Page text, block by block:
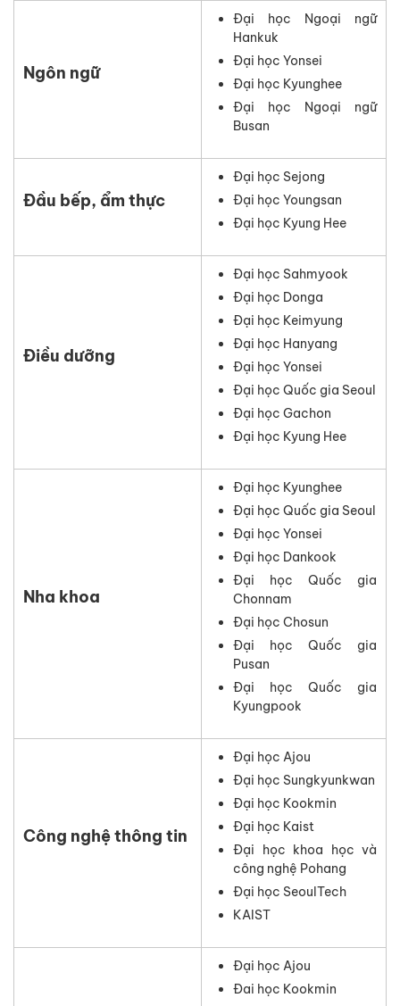
Ngôn ngữ
Đại học Ngoại ngữ
Hankuk
Đại học Yonsei
Đại học Kyunghee
Đại học Ngoại ngữ
Busan
Đầu bếp, ẩm thực
Đại học Sejong
Đại học Youngsan
Đại học Kyung Hee
Điều dưỡng
Đại học Sahmyook
Đại học Donga
Đại học Keimyung
Đại học Hanyang
Đại học Yonsei
Đại học Quốc gia Seoul
Đại học Gachon
Đại học Kyung Hee
Nha khoa
Đại học Kyunghee
Đại học Quốc gia Seoul
Đại học Yonsei
Đại học Dankook
Đại học Quốc gia
Chonnam
Đại học Chosun
Đại học Quốc gia
Pusan
Đại học Quốc gia
Kyungpook
Công nghệ thông tin
Đại học Ajou
Đại học Sungkyunkwan
Đại học Kookmin
Đại học Kaist
Đại học khoa học và
công nghệ Pohang
Đại học SeoulTech
KAIST
Đại học Ajou
Đai học Kookmin